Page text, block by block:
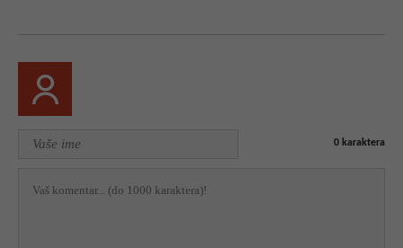
0 karaktera